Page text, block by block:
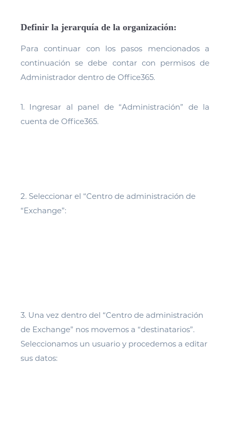
Definir la jerarquía de la organización:
Para continuar con los pasos mencionados a
continuación se debe contar con permisos de
Administrador dentro de Office365.
1. Ingresar al panel de “Administración” de la
cuenta de Office365.
2. Seleccionar el “Centro de administración de
“Exchange”:
3. Una vez dentro del “Centro de administración
de Exchange” nos movemos a “destinatarios”.
Seleccionamos un usuario y procedemos a editar
sus datos: